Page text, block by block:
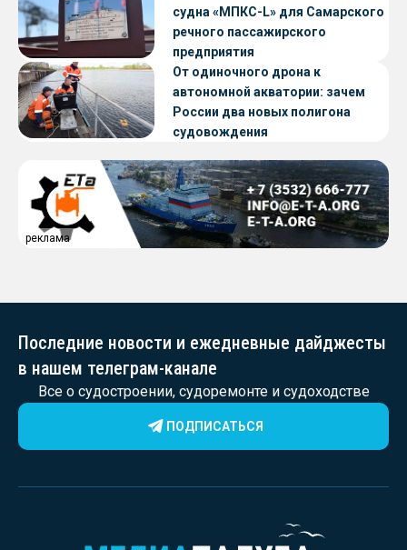
судна «МПКС-L» для Самарского
речного пассажирского
предприятия
От одиночного дрона к
автономной акватории: зачем
России два новых полигона
судовождения
реклама
Последние новости и ежедневные дайджесты
в нашем телеграм-канале
Все о судостроении, судоремонте и судоходстве
ПОДПИСАТЬСЯ